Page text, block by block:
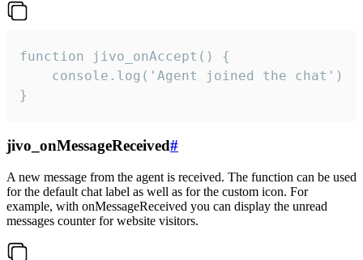
function jivo_onAccept() {
}
jivo_onMessageReceived#
A new message from the agent is received. The function can be used
for the default chat label as well as for the custom icon. For
example, with onMessageReceived you can display the unread
messages counter for website visitors.